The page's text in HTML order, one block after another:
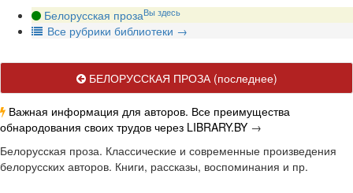
Белорусская прозаВы здесь
Все рубрики библиотеки →
БЕЛОРУССКАЯ ПРОЗА(последнее)
Важная информация для авторов. Все преимущества
обнародования своих трудов через LIBRARY.BY →
Белорусская проза. Классические и современные произведения
белорусских авторов. Книги, рассказы, воспоминания и пр.